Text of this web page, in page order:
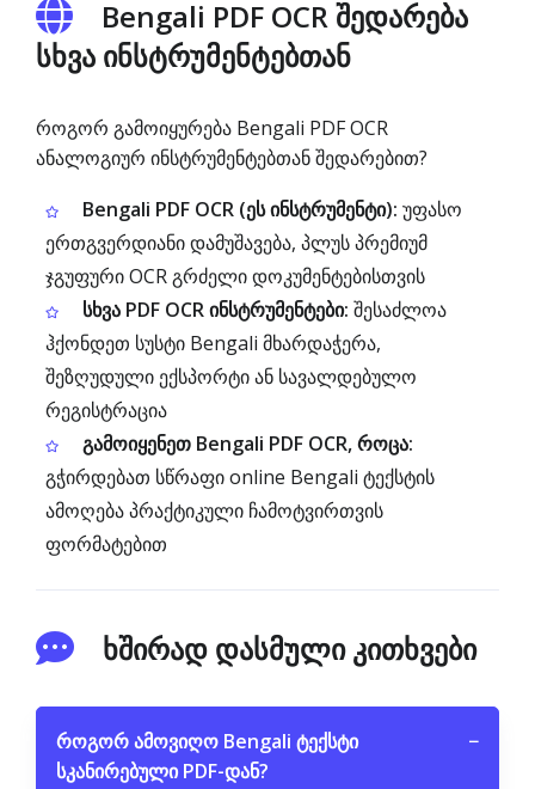
Bengali PDF OCR შედარება
სხვა ინსტრუმენტებთან
როგორ გამოიყურება Bengali PDF OCR
ანალოგიურ ინსტრუმენტებთან შედარებით?
Bengali PDF OCR (ეს ინსტრუმენტი): უფასო
ერთგვერდიანი დამუშავება, პლუს პრემიუმ
ჯგუფური OCR გრძელი დოკუმენტებისთვის
სხვა PDF OCR ინსტრუმენტები: შესაძლოა
ჰქონდეთ სუსტი Bengali მხარდაჭერა,
შეზღუდული ექსპორტი ან სავალდებულო
რეგისტრაცია
გამოიყენეთ Bengali PDF OCR, როცა:
გჭირდებათ სწრაფი online Bengali ტექსტის
ამოღება პრაქტიკული ჩამოტვირთვის
ფორმატებით
ხშირად დასმული კითხვები
როგორ ამოვიღო Bengali ტექსტი
სკანირებული PDF-დან?
−